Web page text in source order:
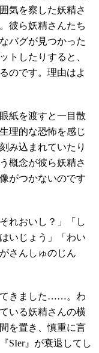
気を察した妖精さ
彼ら妖精さんたち
バグが見つかった
トしたりすると、
のです。理由はよ
紙を渡すと一目散
理的な恐怖を感じ
み込まれていたり
概念が彼ら妖精さ
がつかないのです
れおいし？」「し
いじょう」「わい
さんしゅのじん
きました……。わ
いる妖精さんの横
を置き、慎重に言
SIer』が衰退してし